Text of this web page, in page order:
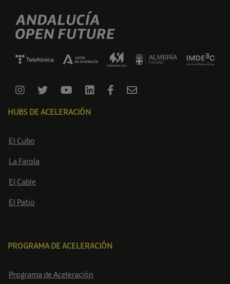
HUBS DE ACELERACIÓN
El Cubo
La Farola
El Cable
El Patio
PROGRAMA DE ACELERACIÓN
Programa de Aceleración